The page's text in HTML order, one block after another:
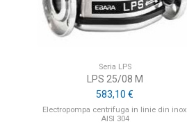
Seria LPS
LPS 25/08 M
583,10 €
Electropompa centrifuga in linie din inox
AISI 304